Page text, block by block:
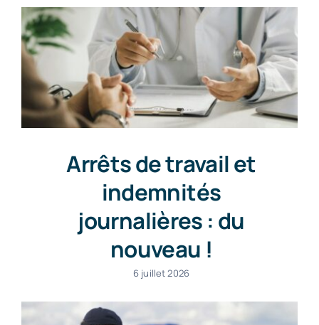
Arrêts de travail et
indemnités
journalières : du
nouveau !
6 juillet 2026